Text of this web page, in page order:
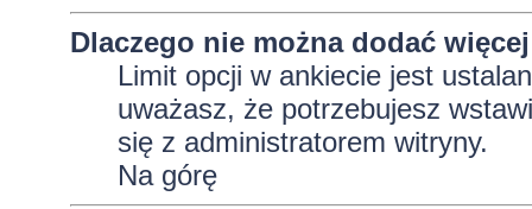
Dlaczego nie można dodać
Limit opcji w ankiecie jest
uważasz, że potrzebujesz
się z administratorem witryny.
Na górę